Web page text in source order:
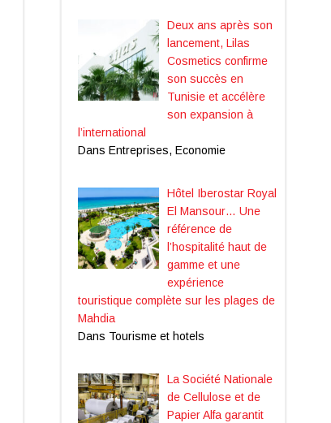
Deux ans après son
lancement, Lilas
Cosmetics confirme
son succès en
Tunisie et accélère
son expansion à
l’international
Dans Entreprises, Economie
Hôtel Iberostar Royal
El Mansour… Une
référence de
l’hospitalité haut de
gamme et une
expérience
touristique complète sur les plages de
Mahdia
Dans Tourisme et hotels
La Société Nationale
de Cellulose et de
Papier Alfa garantit